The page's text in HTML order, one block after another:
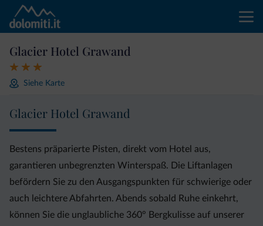
Glacier Hotel Grawand
Siehe Karte
Glacier Hotel Grawand
Bestens präparierte Pisten, direkt vom Hotel aus,
garantieren unbegrenzten Winterspaß. Die Liftanlagen
befördern Sie zu den Ausgangspunkten für schwierige oder
auch leichtere Abfahrten. Abends sobald Ruhe einkehrt,
können Sie die unglaubliche 360° Bergkulisse auf unserer